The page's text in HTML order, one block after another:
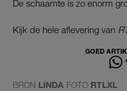
De schaamte is zo enorm
Kijk de hele aflevering van
GOED
BRON LINDA FOTO RTLXL